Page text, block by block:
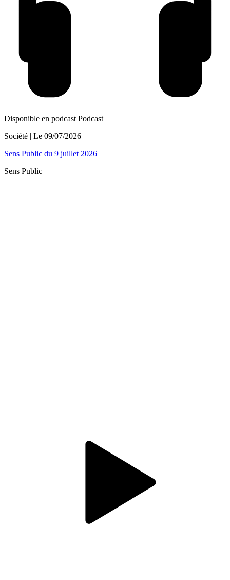
Disponible en podcast Podcast
Société | Le 09/07/2026
Sens Public du 9 juillet 2026
Sens Public